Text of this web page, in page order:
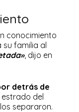
conocimiento
su familia al
, dijo en
detrás de
del
separaron.